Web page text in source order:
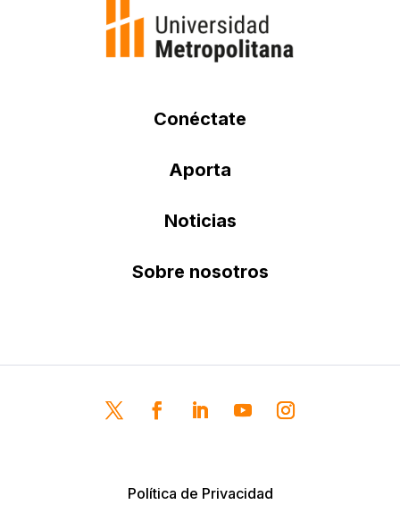
Conéctate
Aporta
Noticias
Sobre nosotros
Política de Privacidad